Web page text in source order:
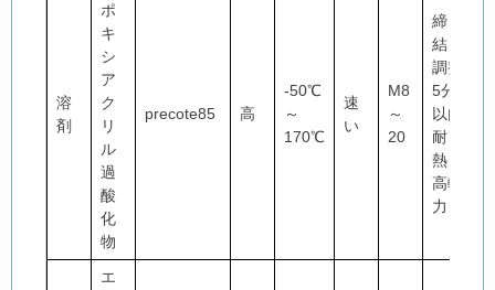
溶
剤
ポ
キ
シ
ア
ク
リ
ル
過
酸
化
物
precote85 高
-50℃
～
170℃
速
い
M8
～
20
締
結・
調整
5分
以内
耐
熱・
高軸
力
エ